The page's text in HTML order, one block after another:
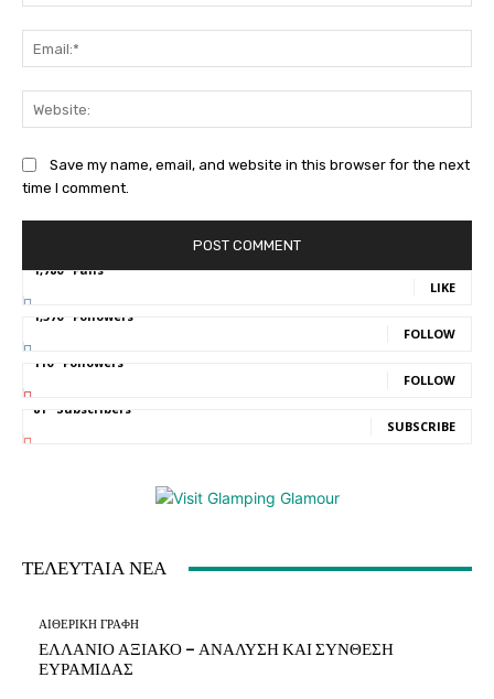
Save my name, email, and website in this browser for the next
time I comment.
1,780 Fans
LIKE
1,570
Followers
FOLLOW
110
Followers
FOLLOW
81
Subscribers
SUBSCRIBE
ΤΕΛΕΥΤΑΙΑ ΝΕΑ
ΑΙΘΕΡΙΚΗ ΓΡΑΦΗ
ΕΛΛΑΝΙΟ ΑΞΙΑΚΟ – ΑΝΑΛΥΣΗ ΚΑΙ ΣΥΝΘΕΣΗ
ΕΥΡΑΜΙΔΑΣ